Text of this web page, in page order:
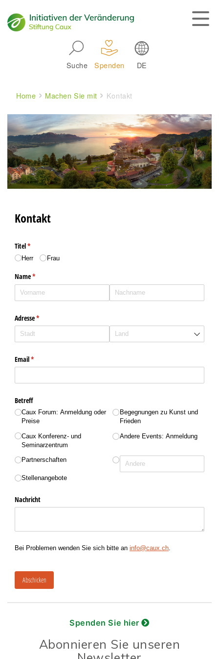
Suche Spenden DE
Breadcrumb
Home Machen Sie mit Kontakt
Spenden Sie hier
Abonnieren Sie unseren